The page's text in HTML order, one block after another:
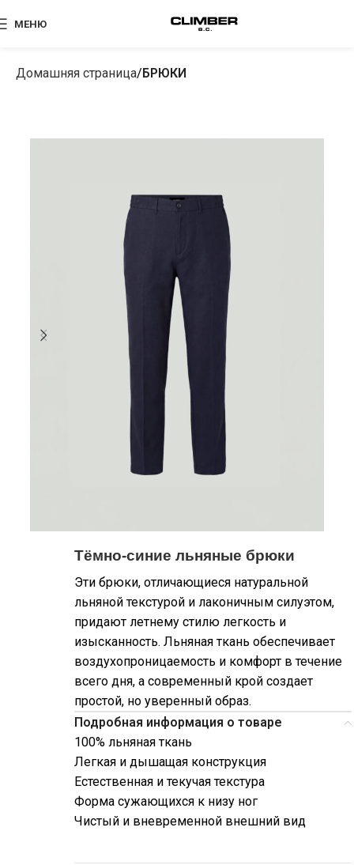
МЕНЮ
Домашняя страница БРЮКИ
Тёмно-синие льняные брюки
Эти брюки, отличающиеся натуральной
льняной текстурой и лаконичным силуэтом,
придают летнему стилю легкость и
изысканность. Льняная ткань обеспечивает
воздухопроницаемость и комфорт в течение
всего дня, а современный крой создает
простой, но уверенный образ.
Подробная информация о товаре
100% льняная ткань
Легкая и дышащая конструкция
Естественная и текучая текстура
Форма сужающихся к низу ног
Чистый и вневременной внешний вид